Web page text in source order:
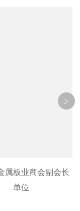
属板业商会副会长
单位